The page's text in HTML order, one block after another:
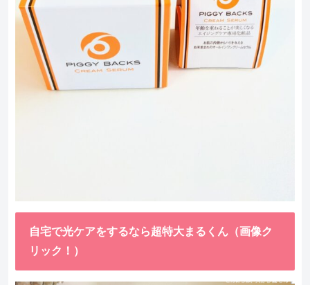
自宅で光ケアをするなら超特大まるくん（画像ク
リック！）